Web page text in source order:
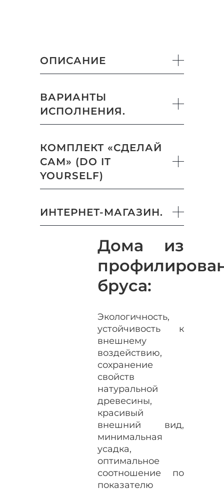
ОПИСАНИЕ
ВАРИАНТЫ
ИСПОЛНЕНИЯ.
КОМПЛЕКТ «СДЕЛАЙ
САМ» (DO IT
YOURSELF)
ИНТЕРНЕТ-МАГАЗИН.
Дома из
бруса:
Экологичность,
устойчивость к
внешнему
воздействию,
сохранение
свойств
натуральной
древесины,
красивый
внешний вид,
минимальная
усадка,
оптимальное
соотношение по
показателю